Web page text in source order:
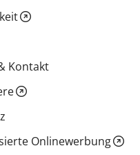
Kontakt
Onlinewerbung